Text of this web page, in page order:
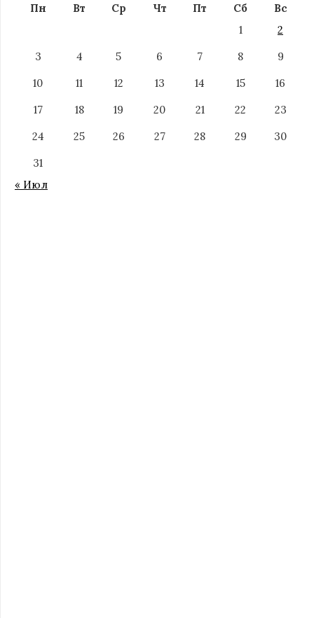
Пн Вт Ср Чт Пт Сб
Вс
1
2
3
4 5 6 7 8
9
10
11 12 13 14 15
16
17
18 19 20 21 22
23
24
25 26 27 28 29
30
31
« Июл